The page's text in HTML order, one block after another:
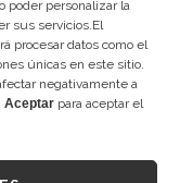
poder personalizar la
sus servicios.El
procesar datos como el
únicas en este sitio.
negativamente a
Aceptar para aceptar el